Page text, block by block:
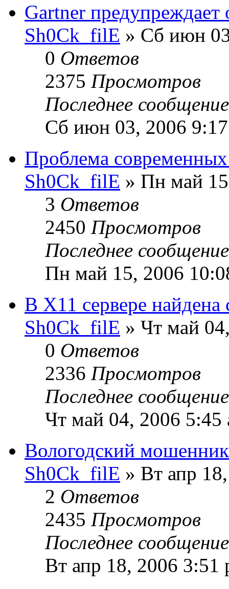
Gartner предупреждает
Sh0Ck_filE » Сб июн
0 Ответов
2375 Просмотров
Последнее
Сб июн 03, 2006
Проблема
Sh0Ck_filE » Пн май
3 Ответов
2450 Просмотров
Последнее
Пн май 15, 2006
В X11 сервере найдена
Sh0Ck_filE » Чт май
0 Ответов
2336 Просмотров
Последнее
Чт май 04, 2006 5:45
Вологодский
Sh0Ck_filE » Вт апр
2 Ответов
2435 Просмотров
Последнее
Вт апр 18, 2006 3:51